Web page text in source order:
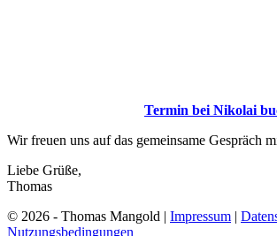
Termin bei Nikolai
Wir freuen uns auf das gemeinsame Gespräch
Liebe Grüße,
Thomas
© 2026 - Thomas Mangold | Impressum |
Nutzungsbedingungen